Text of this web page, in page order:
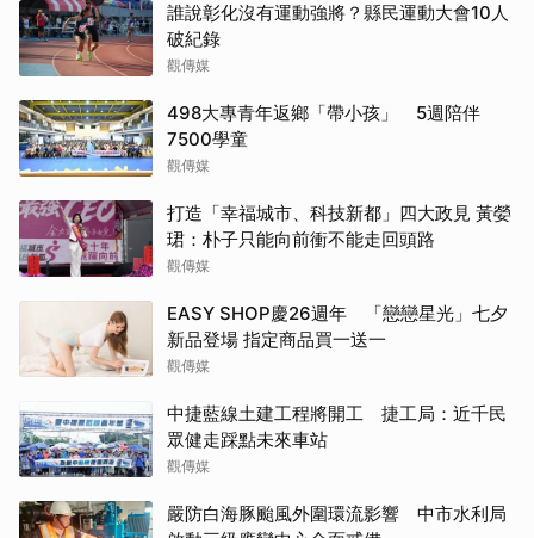
誰說彰化沒有運動強將？縣民運動大會10人
破紀錄
觀傳媒
498大專青年返鄉「帶小孩」 5週陪伴
7500學童
觀傳媒
打造「幸福城市、科技新都」四大政見 黃嫈
珺：朴子只能向前衝不能走回頭路
觀傳媒
EASY SHOP慶26週年 「戀戀星光」七夕
新品登場 指定商品買一送一
觀傳媒
中捷藍線土建工程將開工 捷工局：近千民
眾健走踩點未來車站
觀傳媒
嚴防白海豚颱風外圍環流影響 中市水利局